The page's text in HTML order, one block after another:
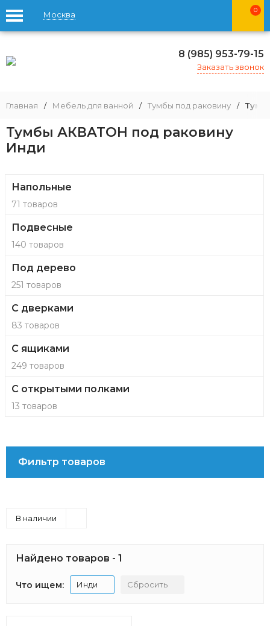
Москва 0
8 (985) 953-79-15
Заказать звонок
Главная / Мебель для ванной / Тумбы под раковину /
Тумбы АКВАТОН под раковину
Инди
Напольные
71 товаров
Подвесные
140 товаров
Под дерево
251 товаров
С дверками
83 товаров
С ящиками
249 товаров
С открытыми полками
13 товаров
Фильтр товаров
В наличии
Найдено товаров - 1
Что ищем: Инди Сбросить